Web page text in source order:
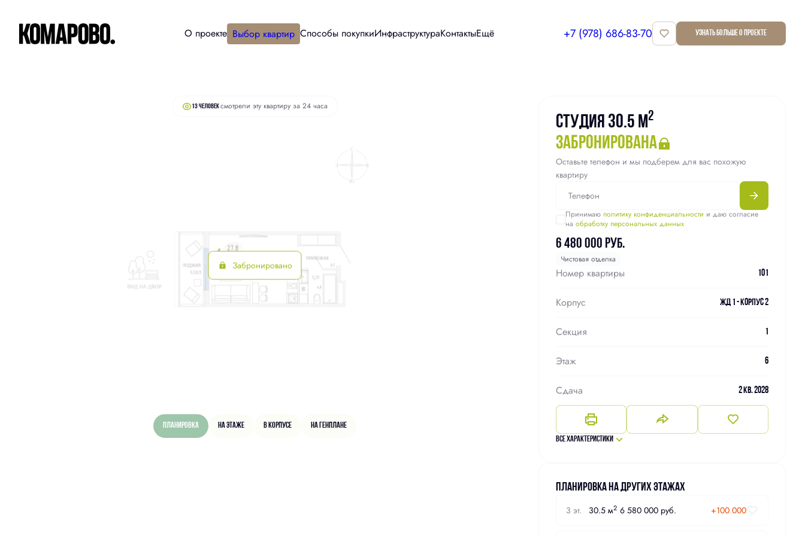
О проекте Выбор квартир Способы покупкиИнфраструктураКонтактыЕщё +7 (978) 686-83-70 Узнать больше о проекте
Студия30.5 м 2 6 480 000 руб. Квартира забронирована
13 человексмотрели эту квартиру за 24 часа
Забронировано
Планировка На этаже В корпусе На генплане
Студия 30.5 м2
забронирована
Оставьте телефон и мы подберем для вас похожую
квартиру
Принимаю политику конфиденциальности и даю согласие
на обработку персональных данных
6 480 000 руб.
Чистовая отделка
Номер квартиры 101
Корпус ЖД 1 - Корпус 2
Секция 1
Этаж 6
Сдача 2 кв. 2028
Все характеристики
Планировка на других этажах
3 эт.
30.5 м2 6 580 000 руб. +100 000